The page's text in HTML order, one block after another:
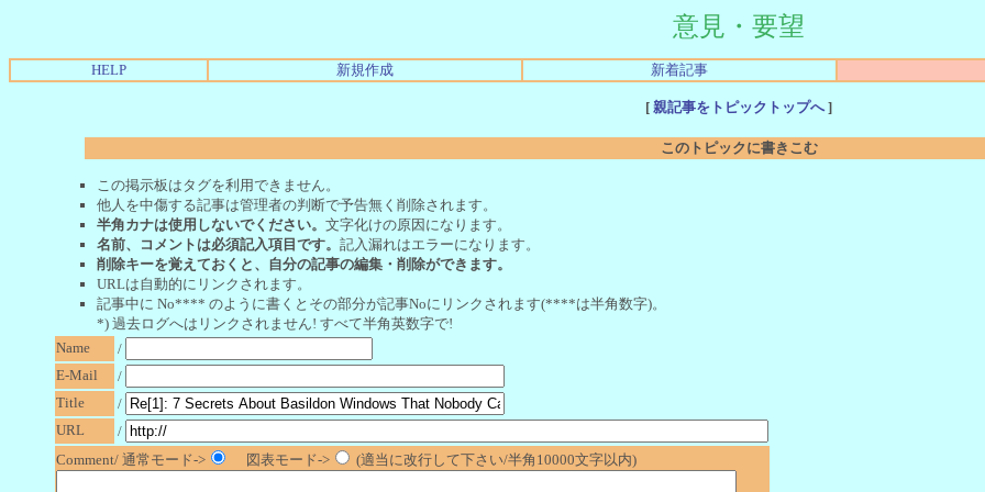
意見・要望
HELP 新規作成 新着記事
[ 親記事をトピックトップへ]
このトピックに書きこむ
この掲示板はタグを利用できません。
他人を中傷する記事は管理者の判断で予告無く削除されます。
半角カナは使用しないでください。 文字化けの原因になります。
名前、コメントは必須記入項目です。 記入漏れはエラーになります。
削除キーを覚えておくと、自分の記事の編集・削除ができます。
URLは自動的にリンクされます。
記事中に No**** のように書くとその部分が記事Noにリンクされます(****は半角数字)。
*) 過去ログへはリンクされません! すべて半角英数字で!
Name
/
E-Mail
/
Title
/
URL
/
Comment/ 通常モード->
図表モード-> (適当に改行して下さい/半角10000文字以内)